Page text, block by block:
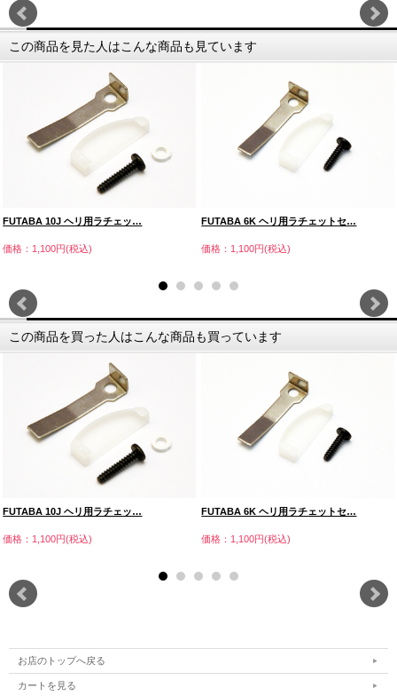
この商品を見た人はこんな商品も見ています
FUTABA 10J ヘリ用ラチェッ…
価格：1,100円(税込)
FUTABA 6K ヘリ用ラチェットセ…
価格：1,100円(税込)
この商品を買った人はこんな商品も買っています
FUTABA 10J ヘリ用ラチェッ…
価格：1,100円(税込)
FUTABA 6K ヘリ用ラチェットセ…
価格：1,100円(税込)
お店のトップへ戻る
カートを見る